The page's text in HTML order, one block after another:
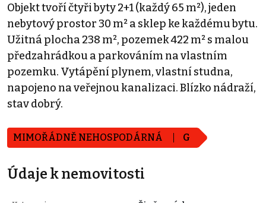
Objekt tvoří čtyři byty 2+1 (každý 65 m²), jeden
nebytový prostor 30 m² a sklep ke každému bytu.
Užitná plocha 238 m², pozemek 422 m² s malou
předzahrádkou a parkováním na vlastním
pozemku. Vytápění plynem, vlastní studna,
napojeno na veřejnou kanalizaci. Blízko nádraží,
stav dobrý.
MIMOŘÁDNĚ NEHOSPODÁRNÁ G
Údaje k nemovitosti